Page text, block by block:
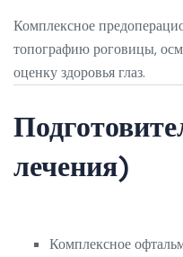
Комплексное
топографию роговицы,
оценку здоровья глаз.
лечения)
Комплексное